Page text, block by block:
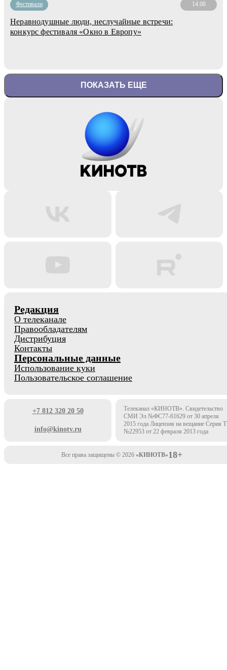
Фестивали 14.08
Неравнодушные люди, неслучайные встречи:
конкурс фестиваля «Окно в Европу»
ПОКАЗАТЬ ЕЩЕ
Редакция
О телеканале
Правообладателям
Дистрибуция
Контакты
Персональные данные
Использование куки
Пользовательское соглашение
+7 812 320 20 50
info@kinotv.ru
Телеканал «КИНОТВ». Свидетельство
СМИ Эл №ФС77-61629 от 30 апреля
2015 года Лицензия на вещание Серия
№22953 от 22 февраля 2013 года
Все права защищены © 2026 «КИНОТВ»18+